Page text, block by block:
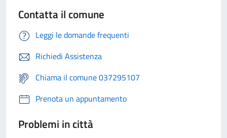
Contatta il comune
Leggi le domande frequenti
Richiedi Assistenza
Chiama il comune 037295107
Prenota un appuntamento
Problemi in città